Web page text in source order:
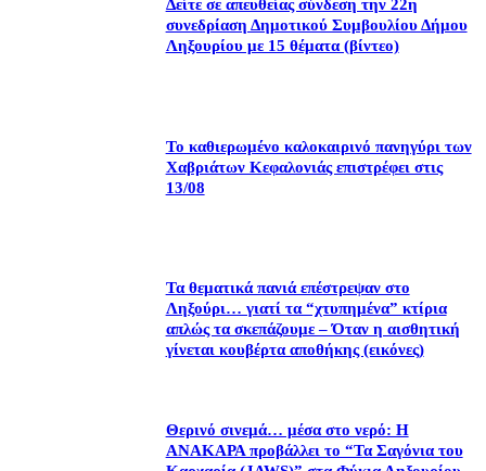
Δείτε σε απευθείας σύνδεση την 22η
συνεδρίαση Δημοτικού Συμβουλίου Δήμου
Ληξουρίου με 15 θέματα (βίντεο)
Το καθιερωμένο καλοκαιρινό πανηγύρι των
Χαβριάτων Κεφαλονιάς επιστρέφει στις
13/08
Τα θεματικά πανιά επέστρεψαν στο
Ληξούρι… γιατί τα “χτυπημένα” κτίρια
απλώς τα σκεπάζουμε – Όταν η αισθητική
γίνεται κουβέρτα αποθήκης (εικόνες)
Θερινό σινεμά… μέσα στο νερό: Η
ΑΝΑΚΑΡΑ προβάλλει το “Τα Σαγόνια του